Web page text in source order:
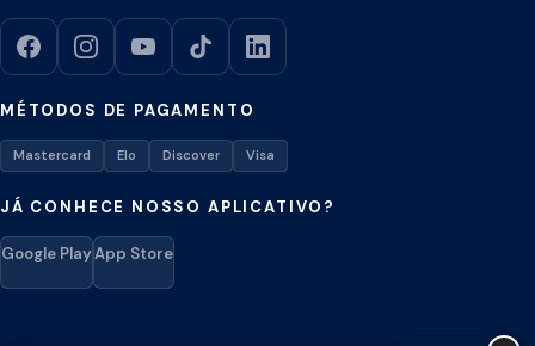
MÉTODOS DE PAGAMENTO
Mastercard Elo Discover Visa
JÁ CONHECE NOSSO APLICATIVO?
Google PlayApp Store